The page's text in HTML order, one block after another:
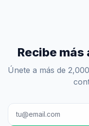
Recibe
Únete a más de